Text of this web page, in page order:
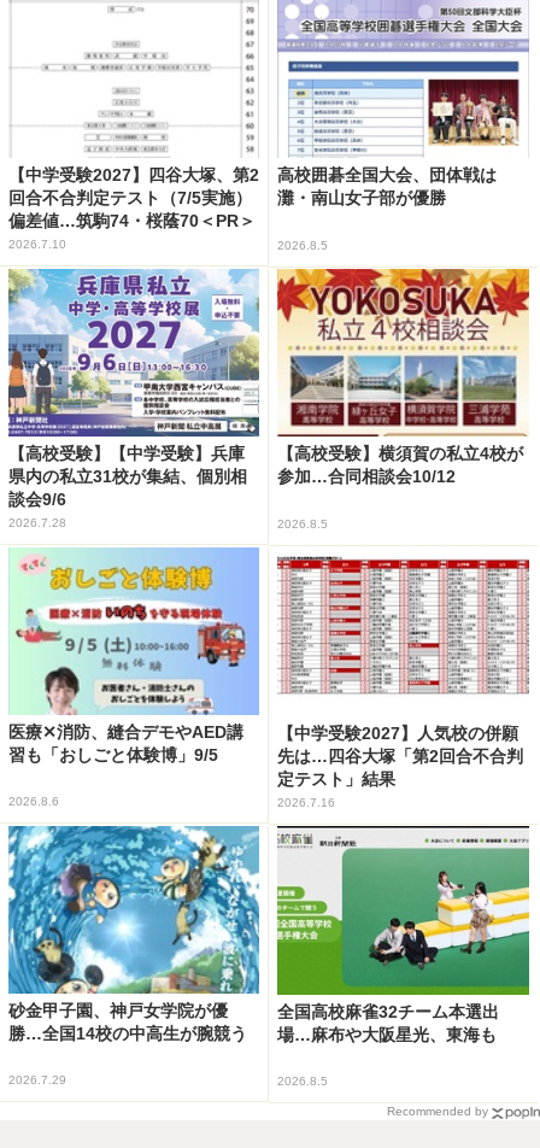
【中学受験2027】四谷大塚、第2
回合不合判定テスト（7/5実施）
偏差値…筑駒74・桜蔭70＜PR＞
2026.7.10
高校囲碁全国大会、団体戦は
灘・南山女子部が優勝
2026.8.5
【高校受験】【中学受験】兵庫
県内の私立31校が集結、個別相
談会9/6
2026.7.28
【高校受験】横須賀の私立4校が
参加…合同相談会10/12
2026.8.5
医療✕消防、縫合デモやAED講
習も「おしごと体験博」9/5
2026.8.6
【中学受験2027】人気校の併願
先は…四谷大塚「第2回合不合判
定テスト」結果
2026.7.16
砂金甲子園、神戸女学院が優
勝…全国14校の中高生が腕競う
2026.7.29
全国高校麻雀32チーム本選出
場…麻布や大阪星光、東海も
2026.8.5
Recommended by